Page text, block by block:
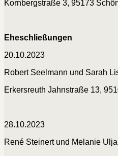
Kornbergstraße 3, 95173
Eheschließungen
20.10.2023
Robert Seelmann und Sarah
Erkersreuth Jahnstraße 13,
28.10.2023
René Steinert und Melanie